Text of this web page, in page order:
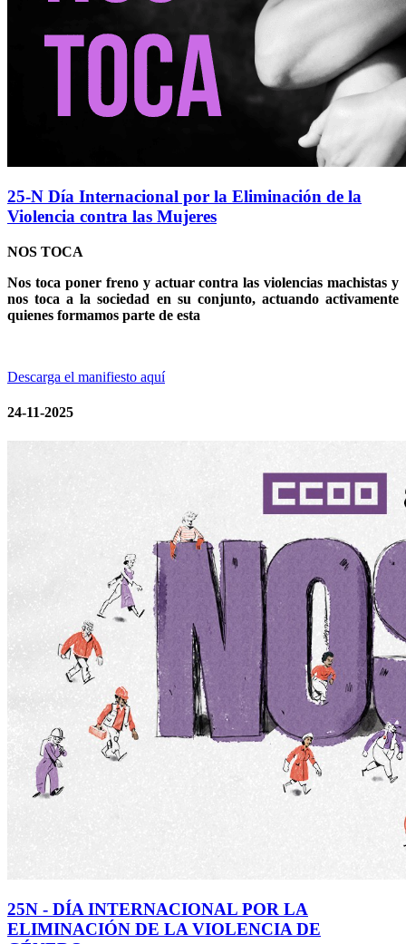
25-N Día Internacional por la Eliminación de la
Violencia contra las Mujeres
NOS TOCA
Nos toca poner freno y actuar contra las violencias machistas y
nos toca a la sociedad en su conjunto, actuando activamente
quienes formamos parte de esta
Descarga el manifiesto aquí
24-11-2025
25N - DÍA INTERNACIONAL POR LA
ELIMINACIÓN DE LA VIOLENCIA DE